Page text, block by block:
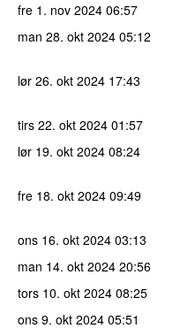
fre 1. nov 2024 06:57
man 28. okt 2024 05:12
lør 26. okt 2024 17:43
tirs 22. okt 2024 01:57
lør 19. okt 2024 08:24
fre 18. okt 2024 09:49
ons 16. okt 2024 03:13
man 14. okt 2024 20:56
tors 10. okt 2024 08:25
ons 9. okt 2024 05:51